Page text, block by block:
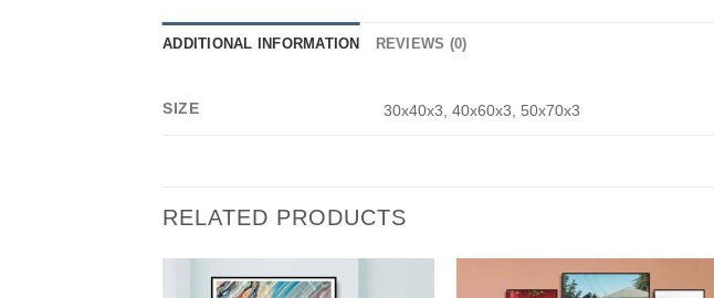
ADDITIONAL INFORMATION REVIEWS (0)
SIZE 30x40x3, 40x60x3, 50x70x3
RELATED PRODUCTS